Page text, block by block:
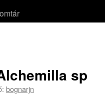
sp
bognarjn